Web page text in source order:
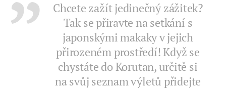
Chcete zažít jedinečný zážitek?
Tak se přiravte na setkání s
japonskými makaky v jejich
přirozeném prostředí! Když se
chystáte do Korutan, určitě si
na svůj seznam výletů přidejte